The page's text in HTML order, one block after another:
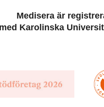
Medisera är
Karolinska